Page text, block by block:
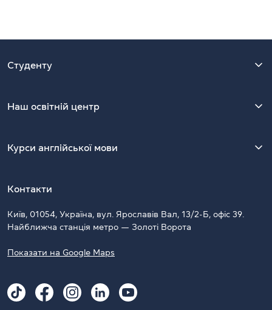
Студенту
Наш освітній центр
Курси англійської мови
Контакти
Київ, 01054, Україна, вул. Ярославів Вал, 13/2-Б, офіс 39.
Найближча станція метро — Золоті Ворота
Показати на Google Maps